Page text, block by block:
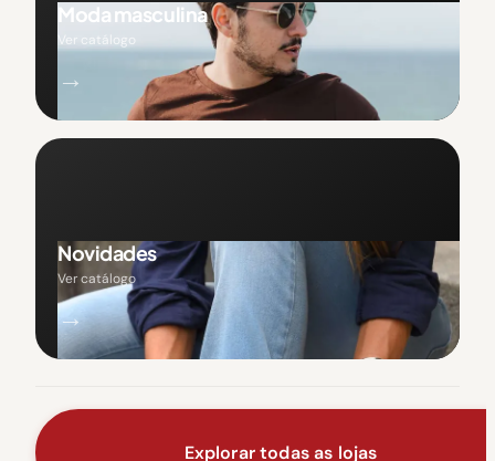
Moda masculina
Ver catálogo
→
Novidades
Ver catálogo
→
Explorar todas as lojas